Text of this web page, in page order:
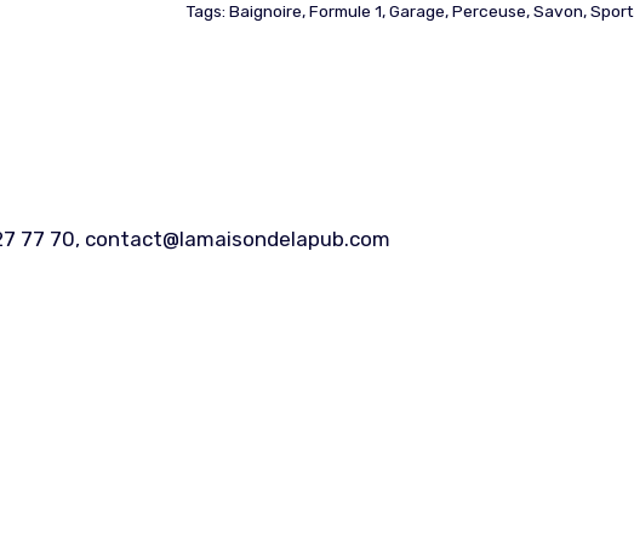
Tags: Baignoire,Formule 1,Garage,Perceuse,Savon,
77 70, contact@lamaisondelapub.com